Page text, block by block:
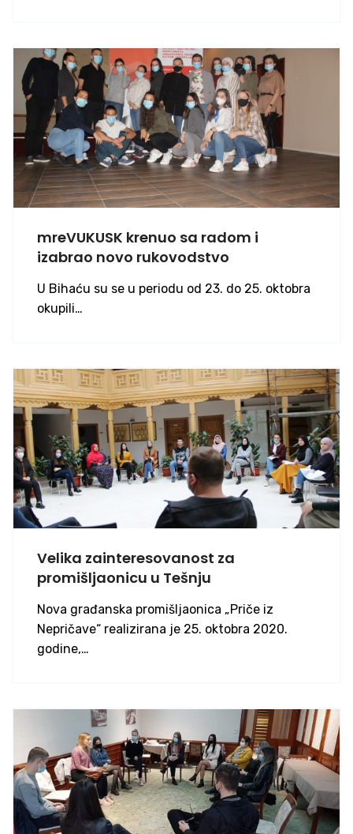
mreVUKUSK krenuo sa radom i
izabrao novo rukovodstvo
U Bihaću su se u periodu od 23. do 25. oktobra
okupili…
Velika zainteresovanost za
promišljaonicu u Tešnju
Nova građanska promišljaonica „Priče iz
Nepričave“ realizirana je 25. oktobra 2020.
godine,…